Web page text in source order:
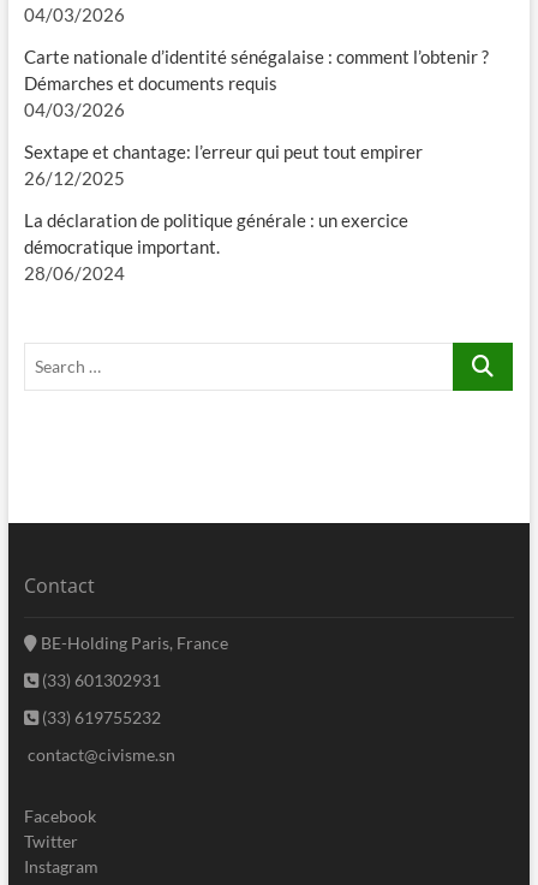
04/03/2026
Carte nationale d’identité sénégalaise : comment l’obtenir ?
Démarches et documents requis
04/03/2026
Sextape et chantage: l’erreur qui peut tout empirer
26/12/2025
La déclaration de politique générale : un exercice
démocratique important.
28/06/2024
Search
Contact
BE-Holding Paris, France
(33) 601302931
(33) 619755232
contact@civisme.sn
Facebook
Twitter
Instagram